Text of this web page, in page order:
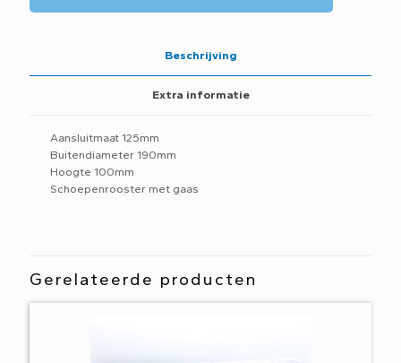
Beschrijving
Extra informatie
Aansluitmaat 125mm
Buitendiameter 190mm
Hoogte 100mm
Schoepenrooster met gaas
Gerelateerde producten